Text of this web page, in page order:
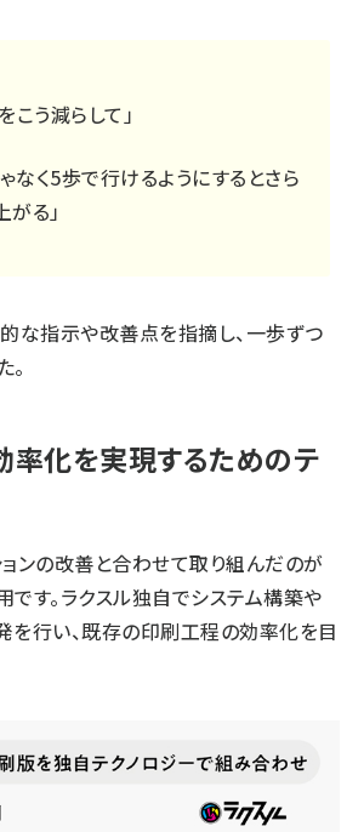
こう減らして」
なく5歩で行けるようにするとさら
る」
的な指示や改善点を指摘し、一歩ずつ
率化を実現するためのテ
ョンの改善と合わせて取り組んだのが
です。ラクスル独自でシステム構築や
を行い、既存の印刷工程の効率化を目